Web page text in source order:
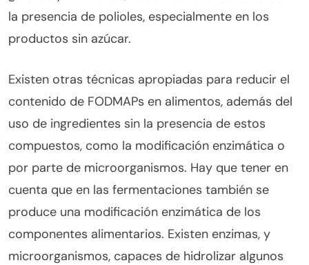
la presencia de polioles, especialmente en los
productos sin azúcar.
Existen otras técnicas apropiadas para reducir el
contenido de FODMAPs en alimentos, además del
uso de ingredientes sin la presencia de estos
compuestos, como la modificación enzimática o
por parte de microorganismos. Hay que tener en
cuenta que en las fermentaciones también se
produce una modificación enzimática de los
componentes alimentarios. Existen enzimas, y
microorganismos, capaces de hidrolizar algunos